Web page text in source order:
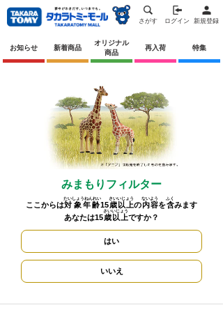
さがす ログイン 新規登録
お知らせ 新着商品
オリジナル
商品
再入荷 特集
みまもりフィルター
ここからは対象年齢
たいしょうねんれい
15歳以上
さいいじょう
の内容
ないよう
を含
ふく
みます
あなたは15歳以上
さいいじょう
ですか？